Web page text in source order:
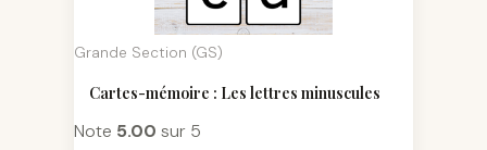
Grande Section (GS)
Cartes-mémoire : Les lettres minuscules
Note 5.00 sur 5